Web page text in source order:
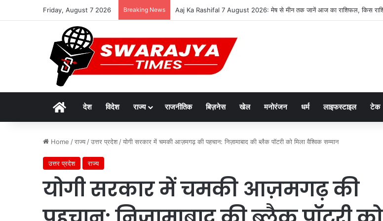
Friday, August 7 2026 Breaking News विकसित मध्यप्रदेश-2047’ की वित्तीय रूपरेखा तैयार
Homeदेश विदेश राज्य राजनीतिक बिज़नेस खेल मनोरंजन धर्म लाइफस्टाइल टेक
Home /राज्य /उत्तर प्रदेश /योगी सरकार में चमकी आज़मगढ़ की पहचान: निज़ामाबाद की ब्लैक पॉटरी को मिला वैश्विक सम्मान
उत्तर प्रदेश राज्य
योगी सरकार में चमकी आज़मगढ़ की